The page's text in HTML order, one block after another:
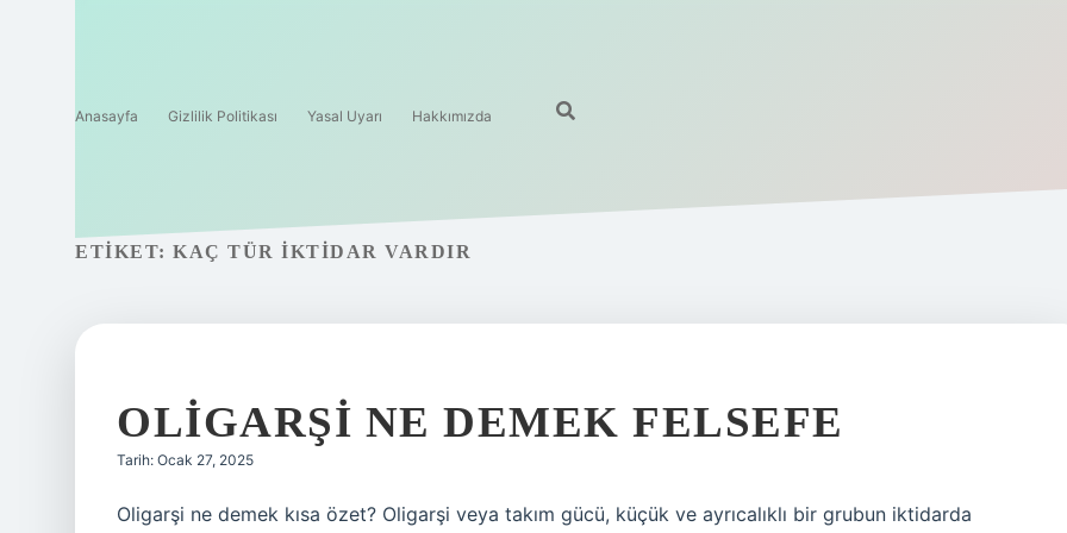
Anasayfa Gizlilik Politikası Yasal Uyarı Hakkımızda
ETIKET: KAÇ TÜR IKTIDAR VARDIR
OLIGARŞI NE DEMEK FELSEFE
Tarih: Ocak 27, 2025
Oligarşi ne demek kısa özet? Oligarşi veya takım gücü, küçük ve ayrıcalıklı bir grubun iktidarda